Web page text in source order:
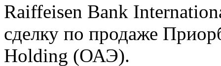
Raiffeisen Bank
сделку по продаже
Holding (ОАЭ).